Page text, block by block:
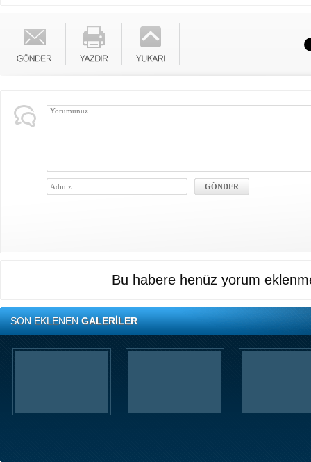
Bu habere henüz yorum
SON EKLENENGALERİLER